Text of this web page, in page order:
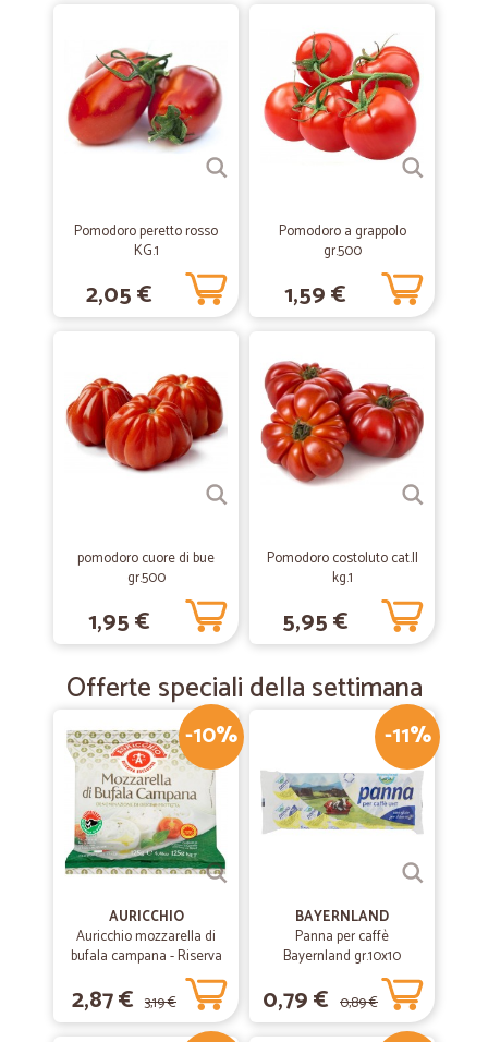
Merce arrivata in perfette condizioni
02/04/2020
—Dea B.
Servizio ottimo,imballaggi…
usero'anche quando sara'finita l'emergenza covit
30/10/2019
Trustpilot
aurelio puntuale veloce la consegna in Sicilia in 2 giorni
23/03/2019
—Giusy S.
Comodo innovativo e soprattutto ricco…
Comodo innovativo e soprattutto ricco di prodotti introvabli in alcune
—Luigi M.
Consegna veloce e precisa
Consegna veloce e precisa
Pomodoro peretto rosso
KG.1
2,05 €
Pomodoro a grappolo
gr.500
1,59 €
pomodoro cuore di bue
gr.500
1,95 €
Pomodoro costoluto cat.II
kg.1
5,95 €
Offerte speciali della settimana
-10%
AURICCHIO
Auricchio mozzarella di
bufala campana - Riserva
esclusiva gr.125
2,87 € 3,19 €
-11%
BAYERNLAND
Panna per caffè
Bayernland gr.10x10
0,79 € 0,89 €